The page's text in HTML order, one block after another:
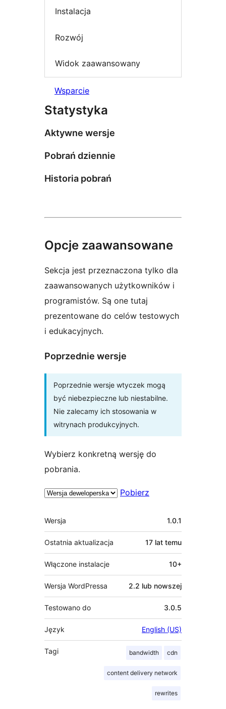
Instalacja
Rozwój
Widok zaawansowany
Wsparcie
Statystyka
Aktywne wersje
Pobrań dziennie
Historia pobrań
Opcje zaawansowane
Sekcja jest przeznaczona tylko dla
zaawansowanych użytkowników i
programistów. Są one tutaj
prezentowane do celów testowych
i edukacyjnych.
Poprzednie wersje
Poprzednie wersje wtyczek mogą
być niebezpieczne lub niestabilne.
Nie zalecamy ich stosowania w
witrynach produkcyjnych.
Wybierz konkretną wersję do
pobrania.
Pobierz
Meta
Wersja 1.0.1
Ostatnia aktualizacja 17 lat temu
Włączone instalacje 10+
Wersja WordPressa 2.2 lub nowszej
Testowano do 3.0.5
Język English (US)
Tagi bandwidth cdn
content delivery network
rewrites